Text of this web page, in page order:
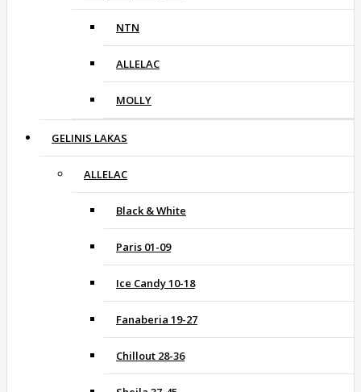
NTN
ALLELAC
MOLLY
GELINIS LAKAS
ALLELAC
Black & White
Paris 01-09
Ice Candy 10-18
Fanaberia 19-27
Chillout 28-36